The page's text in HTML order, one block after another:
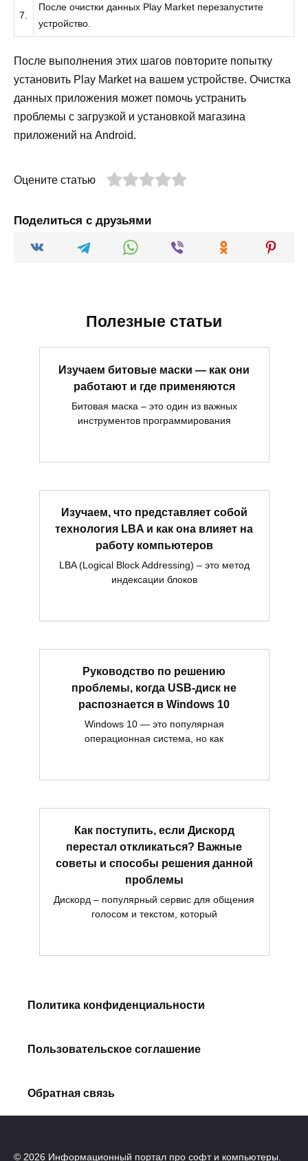
7.
После очистки данных Play Market перезапустите
устройство.
После выполнения этих шагов повторите попытку
установить Play Market на вашем устройстве. Очистка
данных приложения может помочь устранить
проблемы с загрузкой и установкой магазина
приложений на Android.
Оцените статью
Поделиться с друзьями
Полезные статьи
Изучаем битовые маски — как они
работают и где применяются
Битовая маска – это один из важных
инструментов программирования
Изучаем, что представляет собой
технология LBA и как она влияет на
работу компьютеров
LBA (Logical Block Addressing) – это метод
индексации блоков
Руководство по решению
проблемы, когда USB-диск не
распознается в Windows 10
Windows 10 — это популярная
операционная система, но как
Как поступить, если Дискорд
перестал откликаться? Важные
советы и способы решения данной
проблемы
Дискорд – популярный сервис для общения
голосом и текстом, который
Политика конфиденциальности
Пользовательское соглашение
Обратная связь
© 2026 Информационный портал про софт и компьютеры.